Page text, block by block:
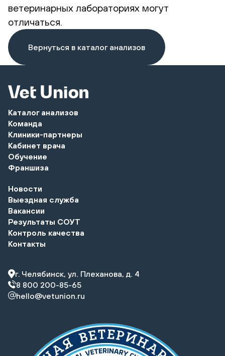
ветеринарных лабораториях могут
отличаться.
Вернуться в каталог анализов
Каталог анализов
Команда
Клиники-партнеры
Кабинет врача
Обучение
Франшиза
Новости
Выездная служба
Вакансии
Результаты СОУТ
Контроль качества
Контакты
г. Челябинск, ул. Плеханова, д. 4
8 800 200-85-65
hello@vetunion.ru